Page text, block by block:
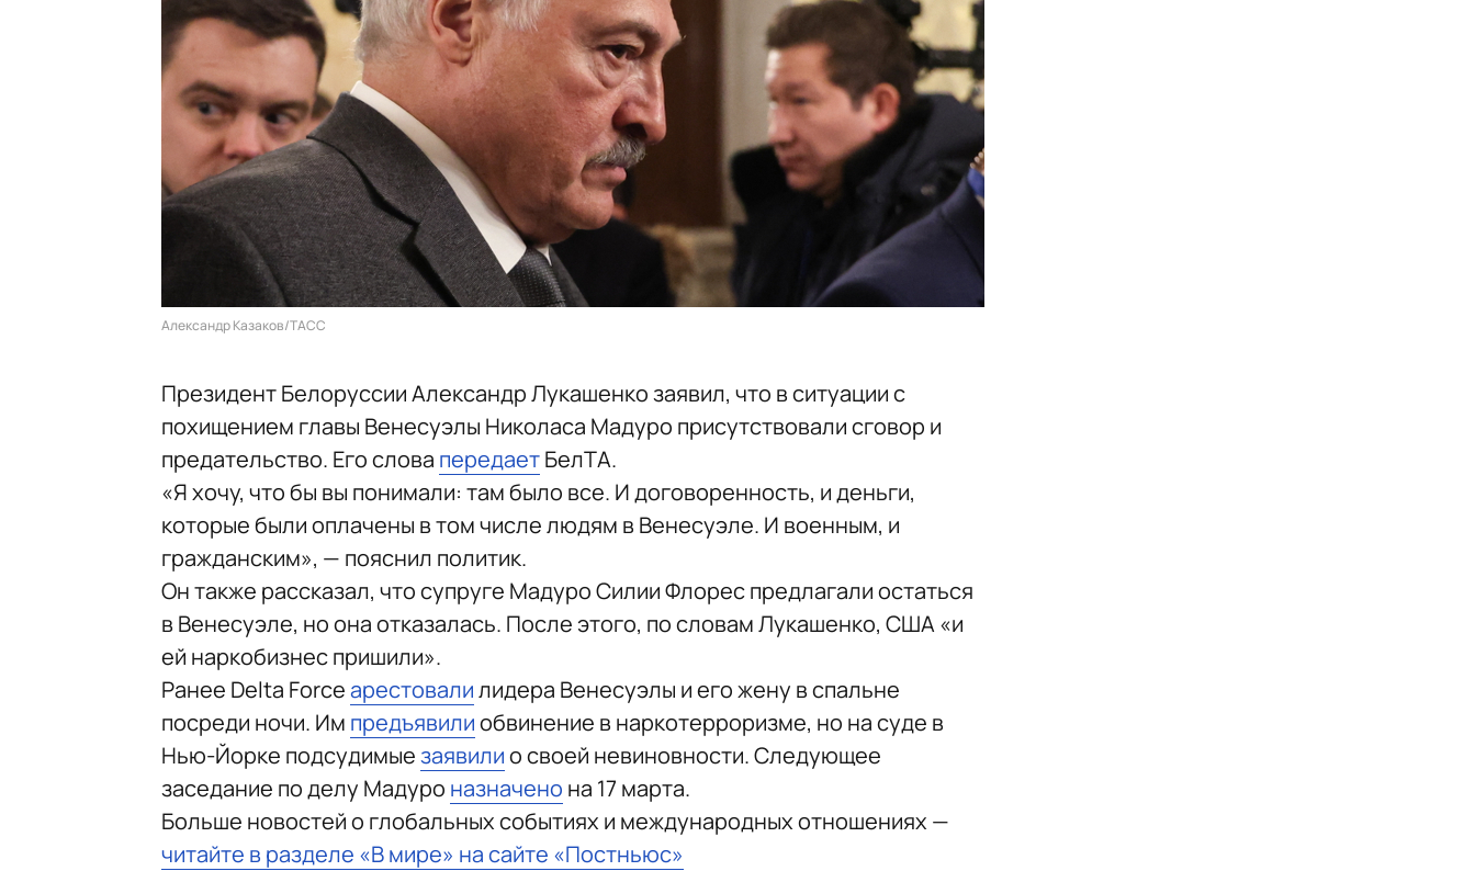
Александр Казаков/ТАСС
Президент Белоруссии Александр Лукашенко заявил, что в ситуации с
похищением главы Венесуэлы Николаса Мадуро присутствовали сговор и
предательство. Его слова передаетБелТА.
«Я хочу, что бы вы понимали: там было все. И договоренность, и деньги,
которые были оплачены в том числе людям в Венесуэле. И военным, и
гражданским», — пояснил политик.
Он также рассказал, что супруге Мадуро Силии Флорес предлагали остаться
в Венесуэле, но она отказалась. После этого, по словам Лукашенко, США «и
ей наркобизнес пришили».
Ранее Delta Forceарестовалилидера Венесуэлы и его жену в спальне
посреди ночи. Им предъявилиобвинение в наркотерроризме, но на суде в
Нью-Йорке подсудимыезаявилио своей невиновности. Следующее
заседание по делу Мадуро назначено на 17 марта.
Больше новостей о глобальных событиях и международных отношениях —
читайте в разделе «В мире» на сайте «Постньюс»